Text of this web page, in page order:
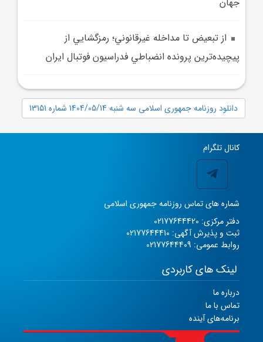
از تبعيض تا مداخله غيرقانوني؛ رمزگشايي از
پيچيده‌ترين پرونده‌ انضباطي فدراسيون فوتبال ايران
دانلود روزنامه جمهوری اسلامی سه شنبه 1404/05/14 شماره 13151
کانال تلگرام
شماره های تماس روزنامه جمهوری اسلامی
دفتر مرکزی: 02177644420
ثبت و پذیرش آگهی: 02177644410
روابط عمومی: 02177644409
لینک های کاربردی
درباره ما
تماس با ما
برنامه‌های آینده